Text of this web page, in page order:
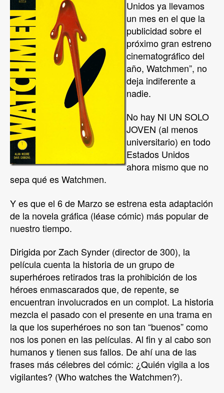
Unidos ya llevamos
un mes en el que la
publicidad sobre el
próximo gran estreno
cinematográfico del
año, Watchmen”, no
deja indiferente a
nadie.
No hay NI UN SOLO
JOVEN (al menos
universitario) en todo
Estados Unidos
ahora mismo que no
sepa qué es Watchmen.
Y es que el 6 de Marzo se estrena esta adaptación
de la novela gráfica (léase cómic) más popular de
nuestro tiempo.
Dirigida por Zach Synder (director de 300), la
película cuenta la historia de un grupo de
superhéroes retirados tras la prohibición de los
héroes enmascarados que, de repente, se
encuentran involucrados en un complot. La historia
mezcla el pasado con el presente en una trama en
la que los superhéroes no son tan “buenos” como
nos los ponen en las películas. Al fin y al cabo son
humanos y tienen sus fallos. De ahí una de las
frases más célebres del cómic: ¿Quién vigila a los
vigilantes? (Who watches the Watchmen?).